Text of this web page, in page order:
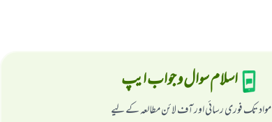
اسلام سوال و جواب ایپ
مواد تک فوری رسائی اور آف لائن مطالعہ کے لیے